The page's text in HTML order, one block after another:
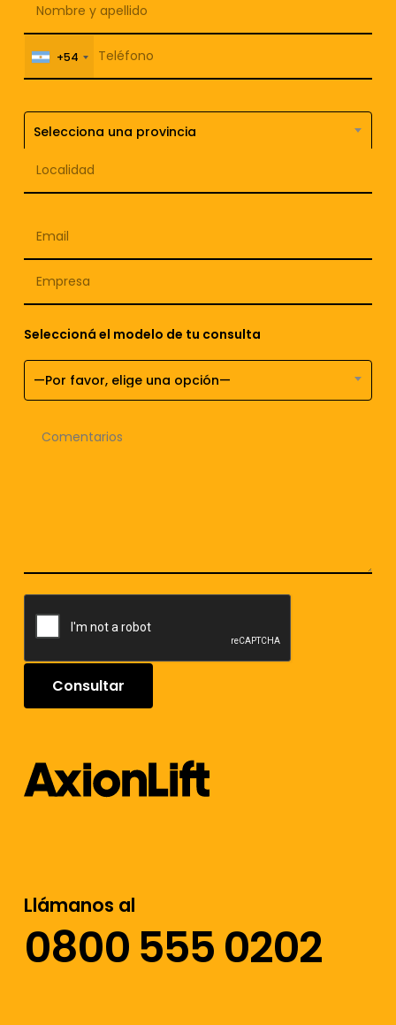
Llámanos al
0800 555 0202
+54
Selecciona una provincia
Seleccioná el modelo de tu consulta
—Por favor, elige una opción—